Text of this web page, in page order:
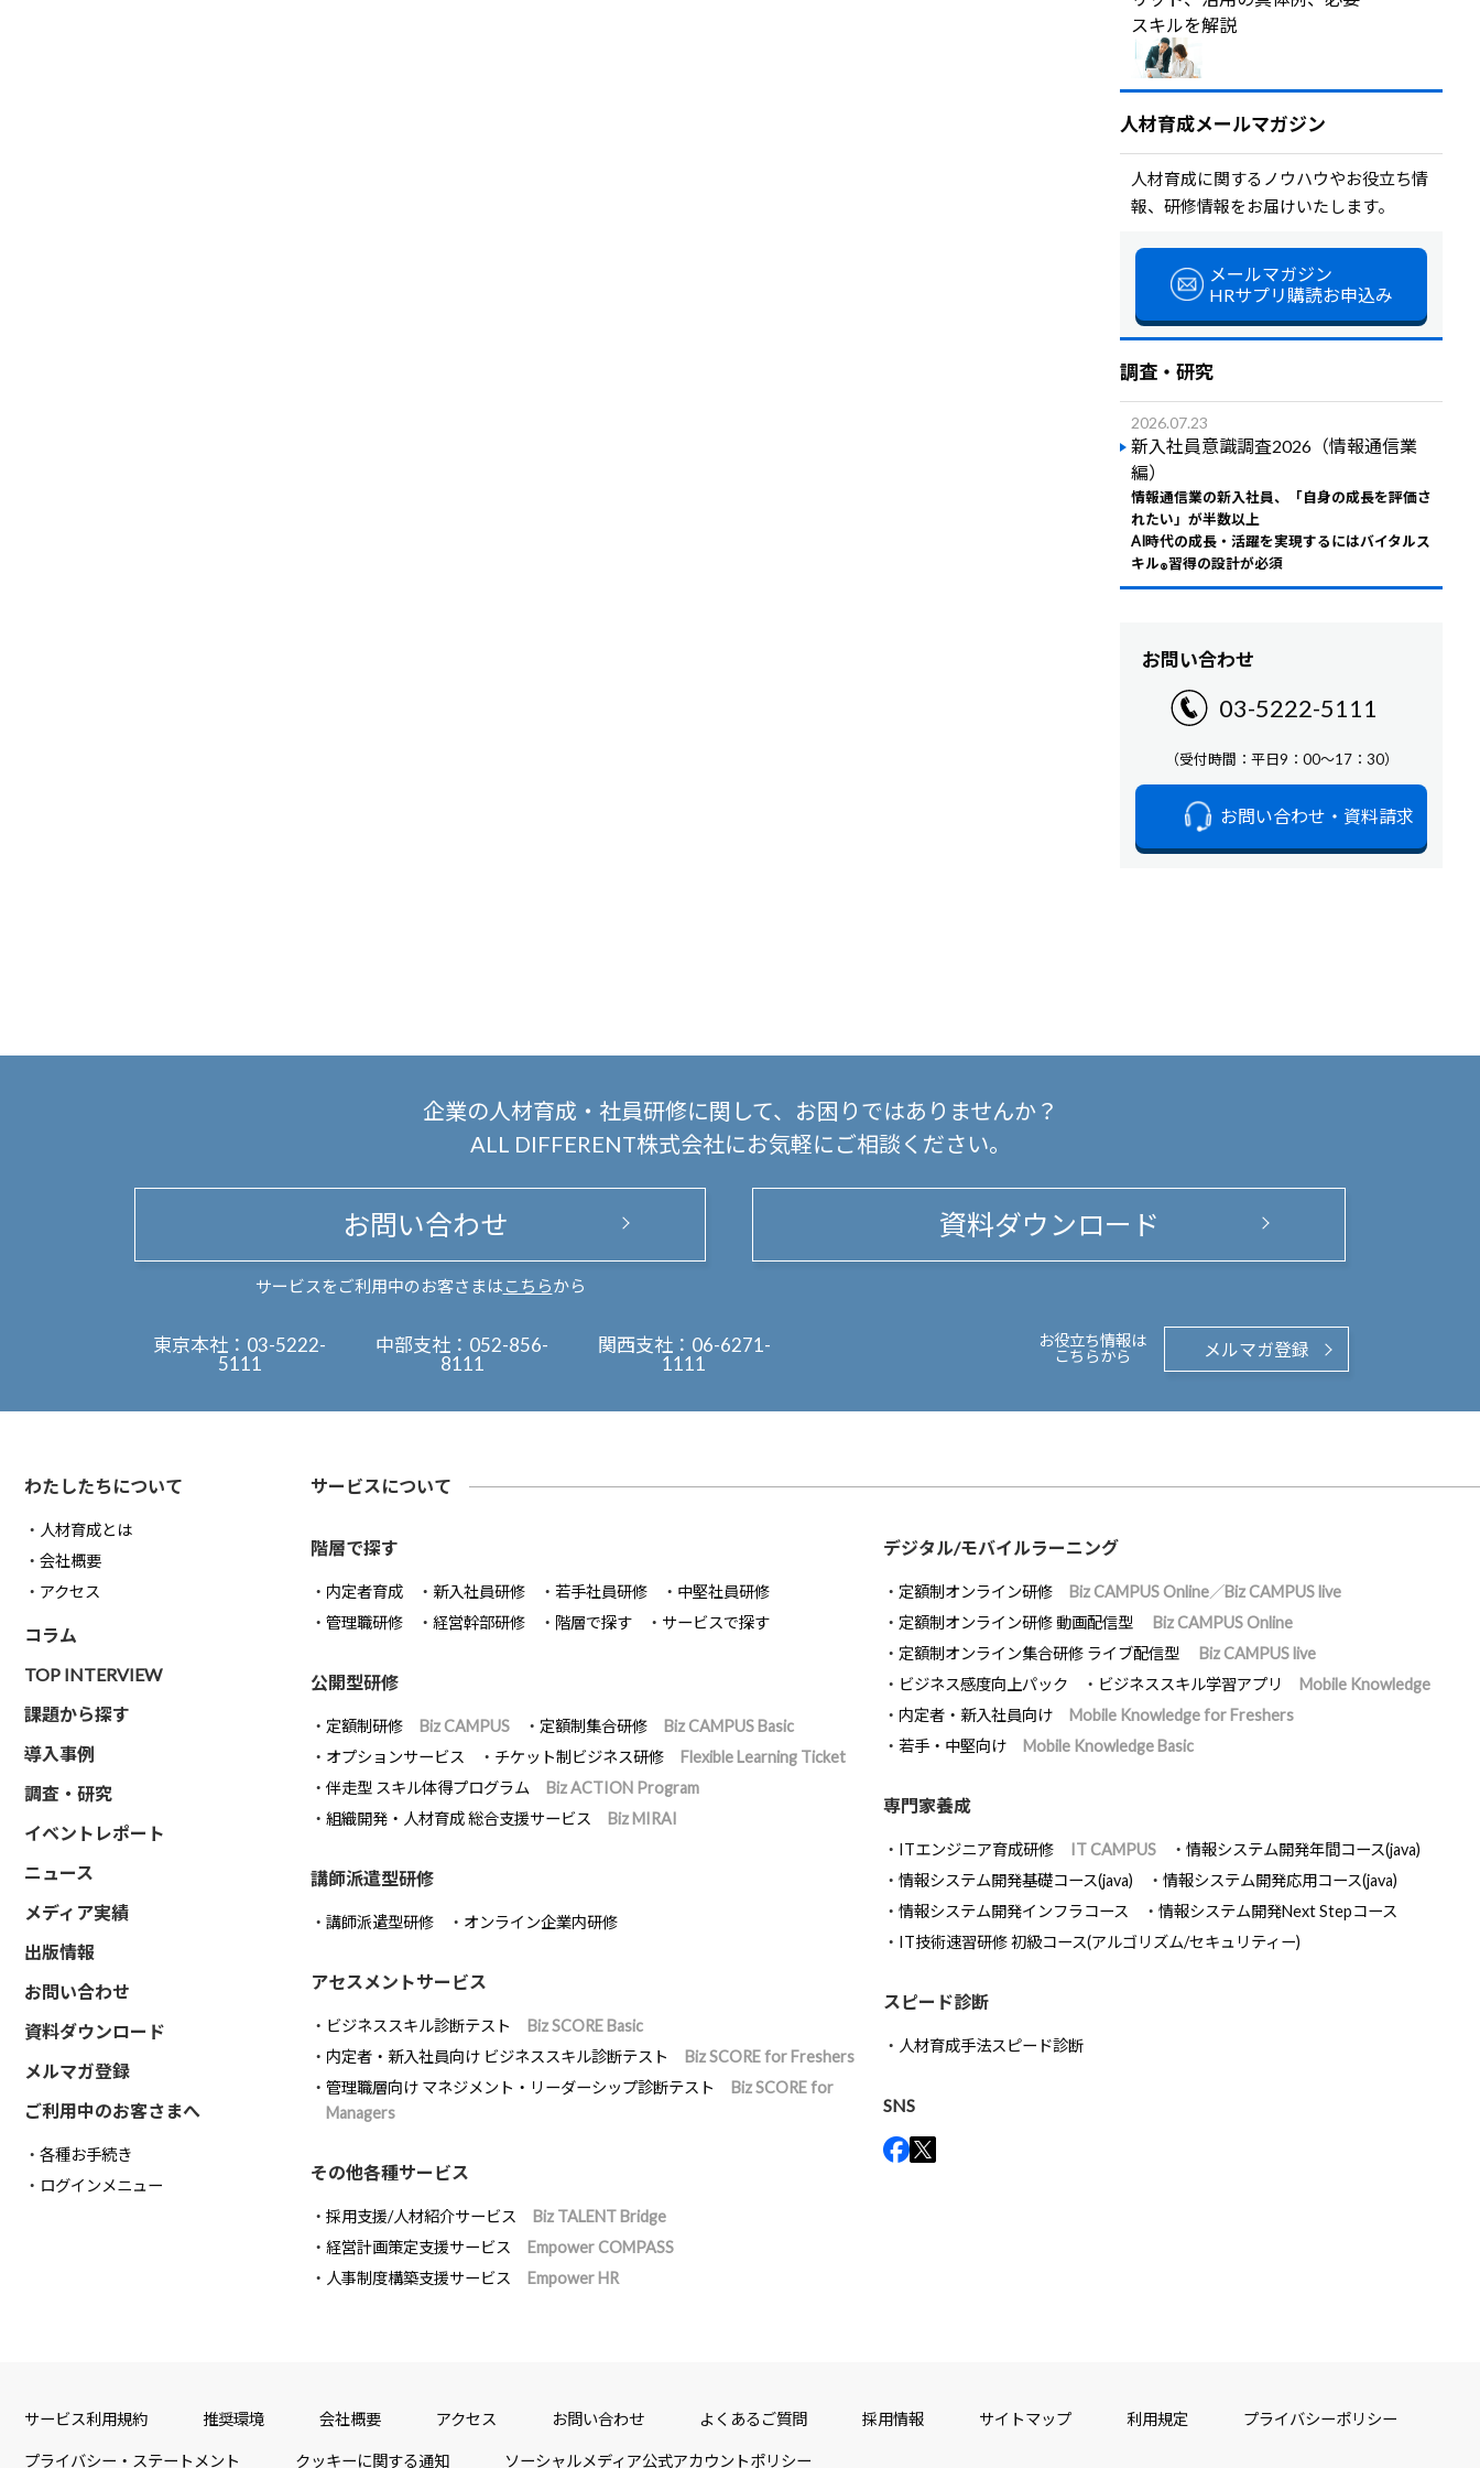
スキルを解説
人材育成メールマガジン
人材育成に関するノウハウやお役立ち情
報、研修情報をお届けいたします。
メールマガジン
HRサプリ購読お申込み
調査・研究
2026.07.23
新入社員意識調査2026（情報通信業
編）
情報通信業の新入社員、「自身の成長を評価さ
れたい」が半数以上
AI時代の成長・活躍を実現するにはバイタルス
キル®習得の設計が必須
お問い合わせ
03-5222-5111
（受付時間：平日9：00～17：30）
お問い合わせ・資料請求
企業の人材育成・社員研修に関して、
お困りではありませんか？
ALL DIFFERENT株式会社にお気軽にご相談ください。
お問い合わせ
サービスをご利用中のお客さまは こちらから
資料ダウンロード
東京本社： 03-5222-
5111
中部支社： 052-856-
8111
関西支社： 06-6271-
1111
お役立ち情報は
こちらから
メルマガ登録
わたしたちについて
人材育成とは
会社概要
アクセス
コラム
TOP INTERVIEW
課題から探す
導入事例
調査・研究
イベントレポート
ニュース
メディア実績
出版情報
お問い合わせ
資料ダウンロード
メルマガ登録
ご利用中のお客さまへ
各種お手続き
ログインメニュー
サービスについて
階層で探す
内定者育成 新入社員研修 若手社員研修
中堅社員研修
管理職研修
経営幹部研修 階層で探す サービスで探す
公開型研修
定額制研修 Biz CAMPUS 定額制集合研修
Biz CAMPUS Basic
オプションサービス
チケット制ビジネス研修
Flexible Learning Ticket
伴走型 スキル体得プログラム
Biz ACTION Program
組織開発・人材育成 総合支援サービス
Biz MIRAI
講師派遣型研修
講師派遣型研修 オンライン企業内研修
アセスメントサービス
ビジネススキル診断テスト
Biz SCORE Basic
内定者・新入社員向け ビジネススキル診断テスト
Biz SCORE for Freshers
管理職層向け マネジメント・リーダーシップ診断テスト
Biz SCORE for
Managers
その他各種サービス
採用支援/人材紹介サービス
Biz TALENT Bridge
経営計画策定支援サービス
Empower COMPASS
人事制度構築支援サービス
Empower HR
デジタル/モバイルラーニング
定額制オンライン研修
Biz CAMPUS Online／Biz CAMPUS live
定額制オンライン研修 動画配信型
Biz CAMPUS Online
定額制オンライン集合研修 ライブ配信型
Biz CAMPUS live
ビジネス感度向上パック
ビジネススキル学習アプリ
Mobile Knowledge
内定者・新入社員向け
Mobile Knowledge for Freshers
若手・中堅向け
Mobile Knowledge Basic
専門家養成
ITエンジニア育成研修 IT CAMPUS
情報システム開発年間コース(java)
情報システム開発基礎コース(java)
情報システム開発応用コース(java)
情報システム開発インフラコース
情報システム開発Next Stepコース
IT技術速習研修 初級コース(アルゴリズム/セキュリティー)
スピード診断
人材育成手法スピード診断
SNS
サービス利用規約 推奨環境 会社概要 アクセス お問い合わせ よくあるご質問 採用情報 サイトマップ 利用規定 プライバシーポリシー
プライバシー・ステートメント クッキーに関する通知 ソーシャルメディア公式アカウントポリシー